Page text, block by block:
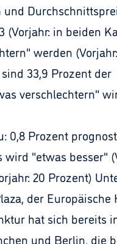
(Vorjahr: in beiden
werden
33,9 Prozent der
verschlechtern"
0,8 Prozent
"etwas besser"
20 Prozent)
der Europäische
hat sich bereits
und Berlin, die